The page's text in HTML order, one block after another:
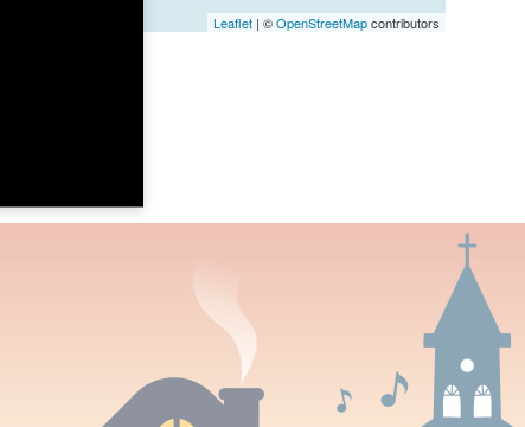
Leaflet| ©OpenStreetMapcontributors